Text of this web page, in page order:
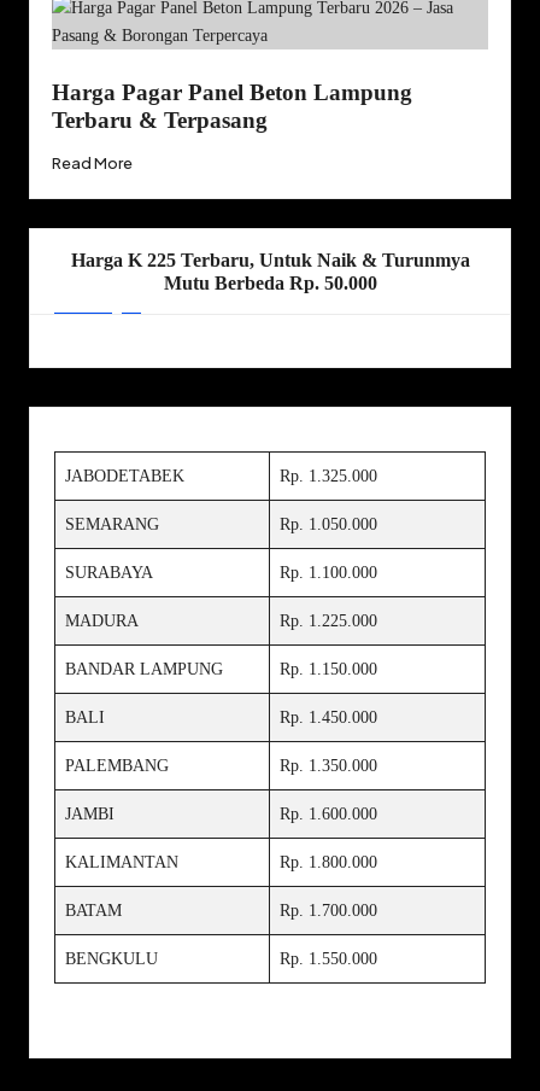
Harga Pagar Panel Beton Lampung
Terbaru & Terpasang
Read More
Harga K 225 Terbaru, Untuk Naik & Turunmya
Mutu Berbeda Rp. 50.000
JABODETABEK Rp. 1.325.000
SEMARANG Rp. 1.050.000
SURABAYA Rp. 1.100.000
MADURA Rp. 1.225.000
BANDAR LAMPUNG Rp. 1.150.000
BALI Rp. 1.450.000
PALEMBANG Rp. 1.350.000
JAMBI Rp. 1.600.000
KALIMANTAN Rp. 1.800.000
BATAM Rp. 1.700.000
BENGKULU Rp. 1.550.000